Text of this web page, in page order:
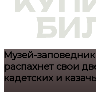
Музей-
распахнет свои
кадетских и